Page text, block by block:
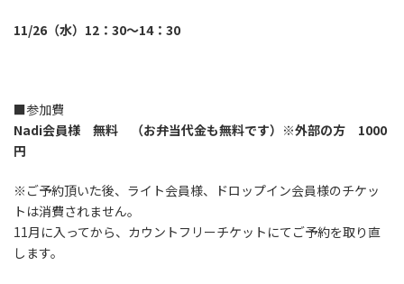
11/26（水）12：30～14：30
■参加費
Nadi会員様 無料 （お弁当代金も無料です）※外部の方 1000
円
※ご予約頂いた後、ライト会員様、ドロップイン会員様のチケッ
トは消費されません。
11月に入ってから、カウントフリーチケットにてご予約を取り直
します。